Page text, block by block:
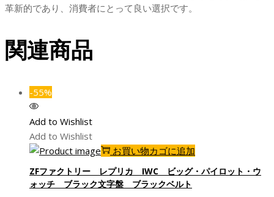
革新的であり、消費者にとって良い選択です。
関連商品
-55%
Add to Wishlist
Add to Wishlist
お買い物カゴに追加
ZFファクトリー レプリカ IWC ビッグ・パイロット・ウ
ォッチ ブラック文字盤 ブラックベルト